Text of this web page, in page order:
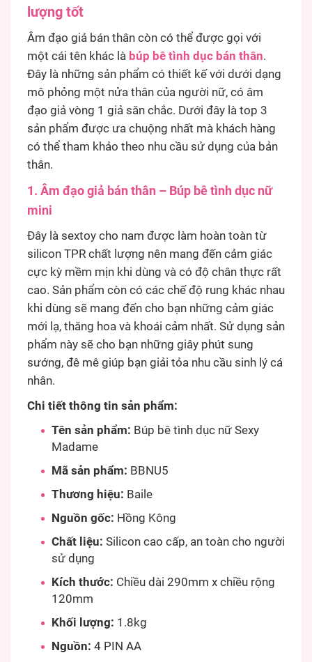
lượng tốt
Âm đạo giả bán thân còn có thể được gọi với
một cái tên khác là búp bê tình dục bán thân.
Đây là những sản phẩm có thiết kế với dưới dạng
mô phỏng một nửa thân của người nữ, có âm
đạo giả vòng 1 giả săn chắc. Dưới đây là top 3
sản phẩm được ưa chuộng nhất mà khách hàng
có thể tham khảo theo nhu cầu sử dụng của bản
thân.
1. Âm đạo giả bán thân – Búp bê tình dục nữ
mini
Đây là sextoy cho nam được làm hoàn toàn từ
silicon TPR chất lượng nên mang đến cảm giác
cực kỳ mềm mịn khi dùng và có độ chân thực rất
cao. Sản phẩm còn có các chế độ rung khác nhau
khi dùng sẽ mang đến cho bạn những cảm giác
mới lạ, thăng hoa và khoái cảm nhất. Sử dụng sản
phẩm này sẽ cho bạn những giây phút sung
sướng, đê mê giúp bạn giải tỏa nhu cầu sinh lý cá
nhân.
Chi tiết thông tin sản phẩm:
Tên sản phẩm: Búp bê tình dục nữ Sexy
Madame
Mã sản phẩm: BBNU5
Thương hiệu: Baile
Nguồn gốc: Hồng Kông
Chất liệu: Silicon cao cấp, an toàn cho người
sử dụng
Kích thước: Chiều dài 290mm x chiều rộng
120mm
Khối lượng: 1.8kg
Nguồn: 4 PIN AA